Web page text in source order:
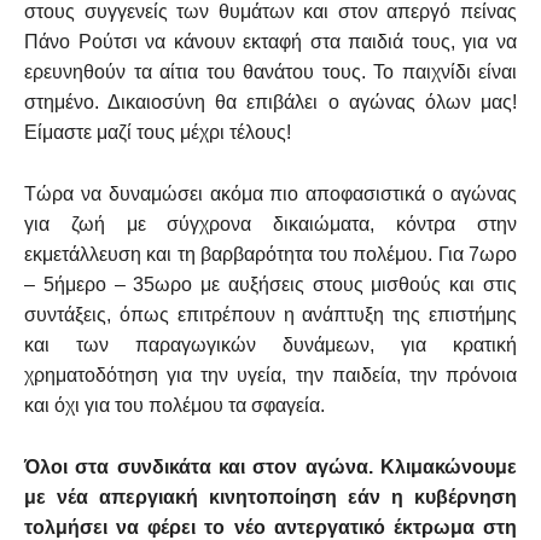
στους συγγενείς των θυμάτων και στον απεργό πείνας
Πάνο Ρούτσι να κάνουν εκταφή στα παιδιά τους, για να
ερευνηθούν τα αίτια του θανάτου τους. Το παιχνίδι είναι
στημένο. Δικαιοσύνη θα επιβάλει ο αγώνας όλων μας!
Είμαστε μαζί τους μέχρι τέλους!
Τώρα να δυναμώσει ακόμα πιο αποφασιστικά ο αγώνας
για ζωή με σύγχρονα δικαιώματα, κόντρα στην
εκμετάλλευση και τη βαρβαρότητα του πολέμου. Για 7ωρο
– 5ήμερο – 35ωρο με αυξήσεις στους μισθούς και στις
συντάξεις, όπως επιτρέπουν η ανάπτυξη της επιστήμης
και των παραγωγικών δυνάμεων, για κρατική
χρηματοδότηση για την υγεία, την παιδεία, την πρόνοια
και όχι για του πολέμου τα σφαγεία.
Όλοι στα συνδικάτα και στον αγώνα. Κλιμακώνουμε
με νέα απεργιακή κινητοποίηση εάν η κυβέρνηση
τολμήσει να φέρει το νέο αντεργατικό έκτρωμα στη